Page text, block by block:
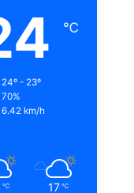
℃
24º - 23º
70%
6.42 km/h
℃ 17 ℃